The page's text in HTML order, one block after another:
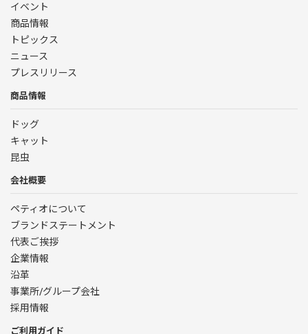
イベント
商品情報
トピックス
ニュース
プレスリリース
商品情報
ドッグ
キャット
昆虫
会社概要
ペティオについて
ブランドステートメント
代表ご挨拶
企業情報
沿革
事業所/グループ会社
採用情報
ご利用ガイド